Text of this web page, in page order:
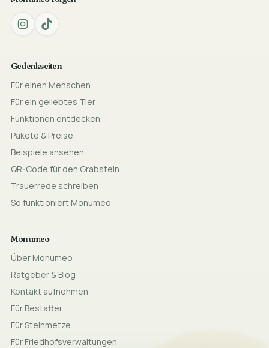
Gedenkseiten
Für einen Menschen
Für ein geliebtes Tier
Funktionen entdecken
Pakete & Preise
Beispiele ansehen
QR-Code für den Grabstein
Trauerrede schreiben
So funktioniert Monumeo
Monumeo
Über Monumeo
Ratgeber & Blog
Kontakt aufnehmen
Für Bestatter
Für Steinmetze
Für Friedhofsverwaltungen